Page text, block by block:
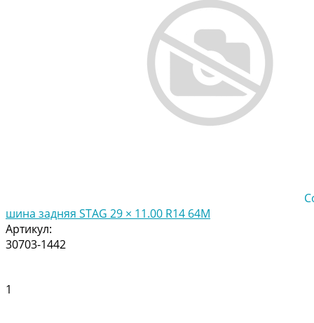
шина задняя STAG 29 × 11.00 R14 64M
Артикул:
30703-1442
1